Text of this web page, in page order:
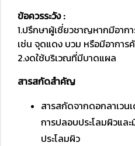
ข้อควรระวัง :
1.ปรึกษาผู้เชี่ยวชาญหากมีอา
เช่น จุดแดง บวม หรือมีอาการ
2.งดใช้บริเวณที่มีบาดแผล
สารสกัดสำคัญ
สารสกัดจากดอกลาเวน
การปลอบประโลมผิวแล
ประโลมผิว